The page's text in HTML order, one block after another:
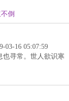
倒
03-16 05:07:59
也寻常。世人欲识寒